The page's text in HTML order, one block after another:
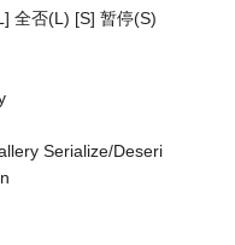
全否(L) [S] 暂停(S)
Serialize/Deseri